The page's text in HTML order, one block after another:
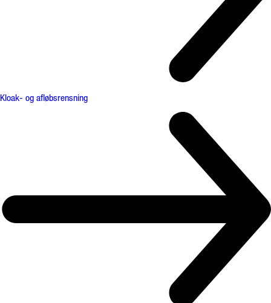
Kloak- og afløbsrensning